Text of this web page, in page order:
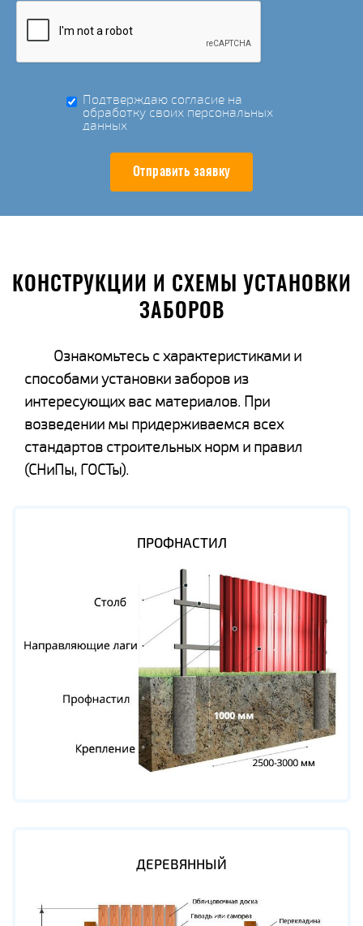
Подтверждаю согласие на
обработку своих персональных
данных
Отправить заявку
КОНСТРУКЦИИ И СХЕМЫ УСТАНОВКИ
ЗАБОРОВ
Ознакомьтесь с характеристиками и
способами установки заборов из
интересующих вас материалов. При
возведении мы придерживаемся всех
стандартов строительных норм и правил
(СНиПы, ГОСТы).
ПРОФНАСТИЛ
ДЕРЕВЯННЫЙ